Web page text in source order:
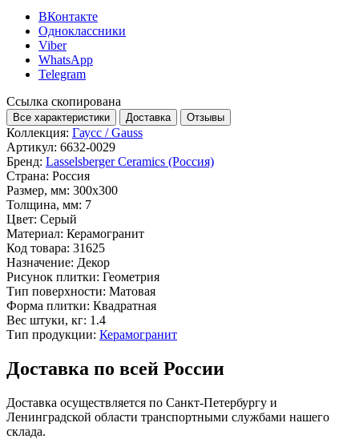
ВКонтакте
Одноклассники
Viber
WhatsApp
Telegram
Ссылка скопирована
Все характеристики Доставка Отзывы
Коллекция: Гаусс / Gauss
Артикул: 6632-0029
Бренд: Lasselsberger Ceramics (Россия)
Страна: Россия
Размер, мм: 300x300
Толщина, мм: 7
Цвет: Серый
Материал: Керамогранит
Код товара: 31625
Назначение: Декор
Рисунок плитки: Геометрия
Тип поверхности: Матовая
Форма плитки: Квадратная
Вес штуки, кг: 1.4
Тип продукции: Керамогранит
Доставка по всей России
Доставка осуществляется по Санкт-Петербургу и
Ленинградской области транспортными службами нашего
склада.